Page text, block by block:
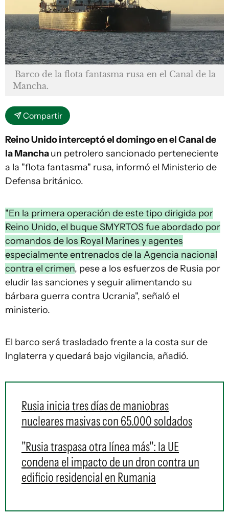
Barco de la flota fantasma rusa en el Canal de la
Mancha.
Compartir
Reino Unido interceptó el domingo en el Canal de
la Manchaun petrolero sancionado perteneciente
a la "flota fantasma" rusa, informó el Ministerio de
Defensa británico.
"En la primera operación de este tipo dirigida por
Reino Unido, el buque SMYRTOS fue abordado por
comandos de los Royal Marines y agentes
especialmente entrenados de la Agencia nacional
contra el crimen, pese a los esfuerzos de Rusia por
eludir las sanciones y seguir alimentando su
bárbara guerra contra Ucrania", señaló el
ministerio.
El barco será trasladado frente a la costa sur de
Inglaterra y quedará bajo vigilancia, añadió.
Rusia inicia tres días de maniobras
nucleares masivas con 65.000 soldados
"Rusia traspasa otra línea más": la UE
condena el impacto de un dron contra un
edificio residencial en Rumania